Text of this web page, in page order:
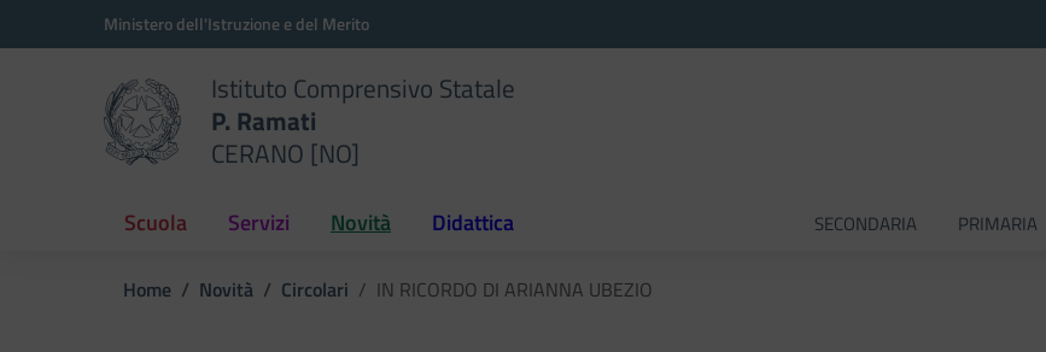
Vai ai contenuti
Vai al menu di navigazioneMinistero dell'Istruzione e del Merito
Istituto Comprensivo Statale
P. Ramati
CERANO [NO]
Scuola Servizi Novità Didattica SECONDARIA PRIMARIA
Home Novità Circolari IN RICORDO DI ARIANNA UBEZIO